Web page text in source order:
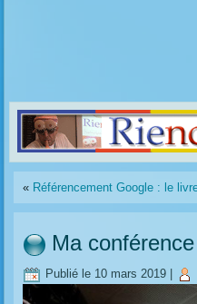
« Référencement Google : le
Ma
Publié le 10 mars 2019